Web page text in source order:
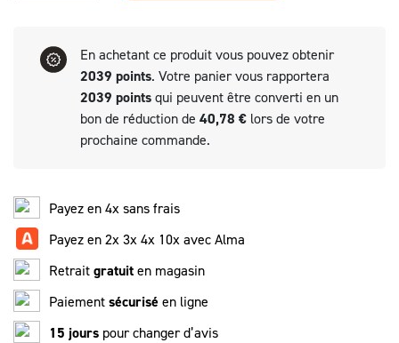
En achetant ce produit vous pouvez obtenir
2039 points. Votre panier vous rapportera
2039 pointsqui peuvent être converti en un
bon de réduction de 40,78 €lors de votre
prochaine commande.
Payez en 4x sans frais
Payez en 2x 3x 4x 10x avec Alma
Retraitgratuiten magasin
Paiementsécurisé en ligne
15 jours pour changer d’avis